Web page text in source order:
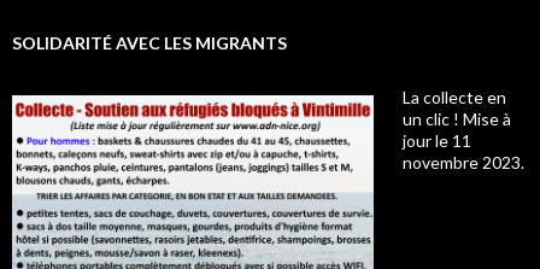
SOLIDARITÉ AVEC LES MIGRANTS
La collecte en
un clic ! Mise à
jour le 11
novembre 2023.